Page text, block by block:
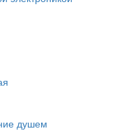
душем